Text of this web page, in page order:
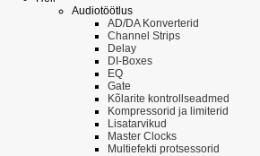
Audiotöötlus
AD/DA Konverterid
Channel Strips
Delay
DI-Boxes
EQ
Gate
Kõlarite kontrollseadmed
Kompressorid ja limiterid
Lisatarvikud
Master Clocks
Multiefekti protsessorid